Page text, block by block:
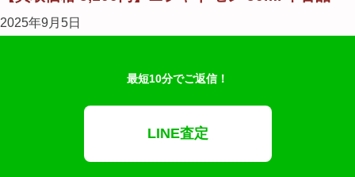
2025年9月5日
最短10分でご返信！
LINE査定